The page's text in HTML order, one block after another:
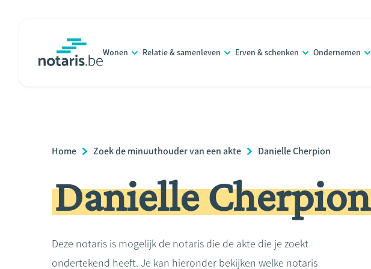
Wonen Relatie & samenleven Erven & schenken Ondernemen
Breadcrumb
Home Zoek de minuuthouder van een akte Danielle Cherpion
Danielle Cherpion
Deze notaris is mogelijk de notaris die de akte die je zoekt
ondertekend heeft. Je kan hieronder bekijken welke notaris